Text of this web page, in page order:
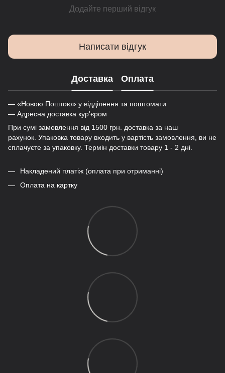
Додайте перший відгук
Написати відгук
Доставка Оплата
— «Новою Поштою» у відділення та поштомати
— Адресна доставка кур'єром
При сумі замовлення від 1500 грн. доставка за наш
рахунок. Упаковка товару входить у вартість замовлення, ви не
сплачуєте за упаковку. Термін доставки товару 1 - 2 дні.
Накладений платіж (оплата при отриманні)
Оплата на картку